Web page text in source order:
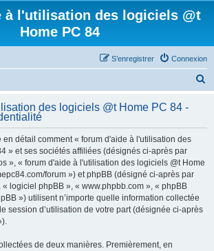
à l'utilisation des logiciels @t
Home PC 84
Connexion
S’enregistrer
h
des logiciels @t Home PC 84 -
détail comment « forum d'aide à l'utilisation des
» et ses sociétés affiliées (désignés ci-après par
», « forum d'aide à l'utilisation des logiciels @t Home
forum ») et phpBB (désigné ci-après par
« logiciel phpBB », « www.phpbb.com », « phpBB
») utilisent n’importe quelle information collectée
session d’utilisation de votre part (désignée ci-après
de deux manières. Premièrement, en